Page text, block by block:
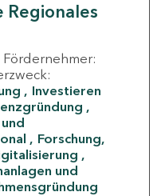
Fördernehmer:
Investieren
Forschung,
und